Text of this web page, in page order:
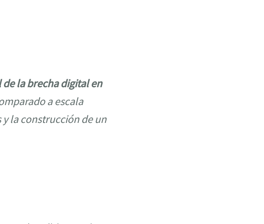
la brecha digital en
a escala
la construcción de un